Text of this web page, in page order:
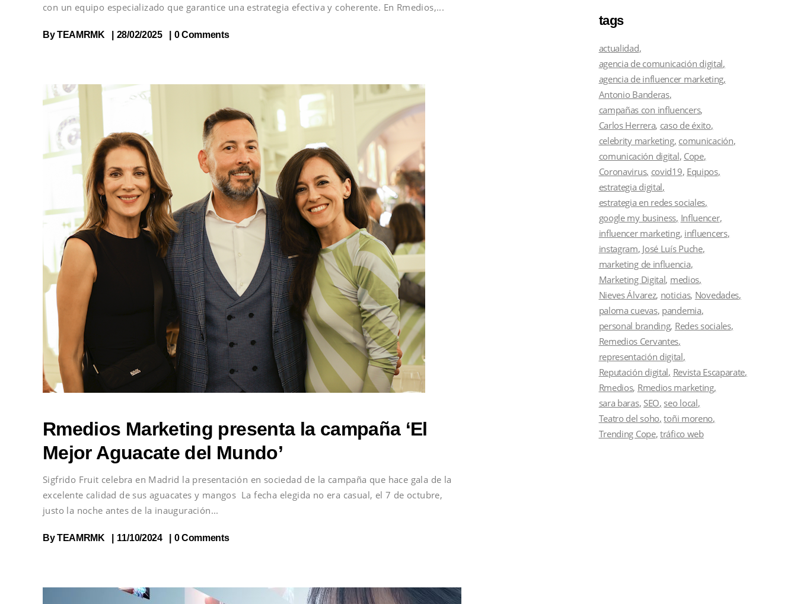
con un equipo especializado que garantice una estrategia efectiva y coherente. En Rmedios,
ByTEAMRMK 28/02/2025 0 Comments
Rmedios Marketing presenta la campaña ‘El
Mejor Aguacate del Mundo’
Sigfrido Fruit celebra en Madrid la presentación en sociedad de la campaña que hace gala de la
excelente calidad de sus aguacates y mangos La fecha elegida no era casual, el 7 de octubre,
justo la noche antes de la inauguración
ByTEAMRMK 11/10/2024 0 Comments
tags
actualidad
agencia de comunicación digital
agencia de influencer marketing
Antonio Banderas
campañas con influencers
Carlos Herrera caso de éxito
celebrity marketing comunicación
comunicación digital Cope
Coronavirus covid19 Equipos
estrategia digital
estrategia en redes sociales
google my business Influencer
influencer marketing influencers
instagram José Luís Puche
marketing de influencia
Marketing Digital medios
Nieves Álvarez noticias Novedades
paloma cuevas pandemia
personal branding Redes sociales
Remedios Cervantes
representación digital
Reputación digital Revista Escaparate
Rmedios Rmedios marketing
sara baras SEO seo local
Teatro del soho toñi moreno
Trending Cope tráfico web